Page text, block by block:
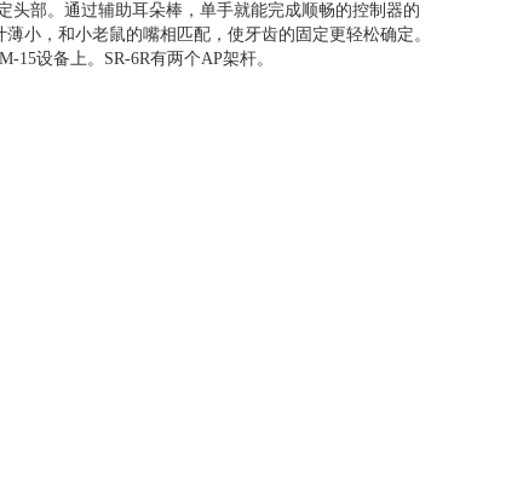
头部。通过辅助耳朵棒，单手就能完成顺畅的控制器的
小，和小老鼠的嘴相匹配，使牙齿的固定更轻松确定。
15设备上。 SR-6R有两个AP架杆。